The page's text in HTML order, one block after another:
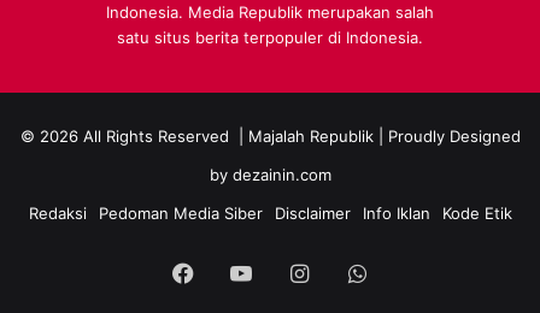
Indonesia. Media Republik merupakan salah
satu situs berita terpopuler di Indonesia.
© 2026 All Rights Reserved | Majalah Republik| Proudly Designed
by dezainin.com
Redaksi
Pedoman Media Siber Disclaimer Info Iklan Kode Etik
Facebook
YouTubeInstagramWhatsApp